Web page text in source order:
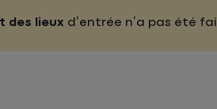
des lieux d’entrée n’a pas été